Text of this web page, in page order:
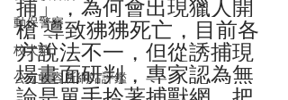
動保警察
校犬貓
公立收容所網站評鑑
捕」，為何會出現獵人開
槍 導致狒狒死亡，目前各
方說法不一，但從誘捕現
場畫面研判，專家認為無